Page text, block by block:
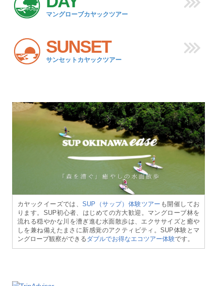
マングローブカヤックツアー
SUNSET
サンセットカヤックツアー
カヤックイーズでは、SUP（サップ）体験ツアー も開催してお
ります。SUP初心者、はじめての方大歓迎。マングローブ林を
流れる穏やかな川を漕ぎ進む水面散歩は、エクササイズと癒や
しを兼ね備えたまさに新感覚のアクティビティ。SUP体験とマ
ングローブ観察ができるダブルでお得なエコツアー体験です。